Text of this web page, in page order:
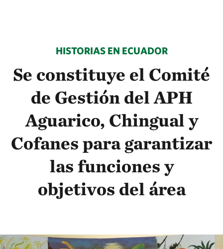
HISTORIAS EN ECUADOR
Se constituye el Comité
de Gestión del APH
Aguarico, Chingual y
Cofanes para garantizar
las funciones y
objetivos del área